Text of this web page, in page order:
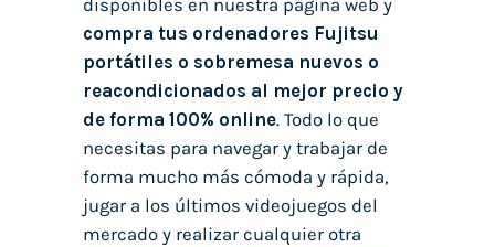
disponibles en nuestra página web y
compra tus ordenadores Fujitsu
portátiles o sobremesa nuevos o
reacondicionados al mejor precio y
de forma 100% online. Todo lo que
necesitas para navegar y trabajar de
forma mucho más cómoda y rápida,
jugar a los últimos videojuegos del
mercado y realizar cualquier otra